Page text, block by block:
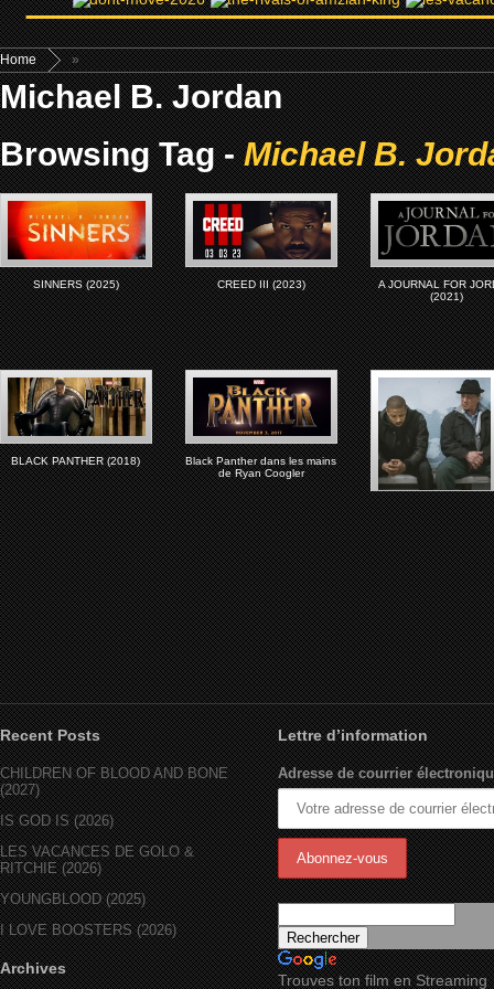
Home »
Michael B. Jordan
Browsing Tag -Michael B.
SINNERS (2025) CREED III (2023)
A JOURNAL FOR
(2021)
BLACK PANTHER (2018)
Black Panther dans les mains
de Ryan Coogler
CREED (2015)
Recent Posts
CHILDREN OF BLOOD AND BONE
(2027)
IS GOD IS (2026)
LES VACANCES DE GOLO &
RITCHIE (2026)
YOUNGBLOOD (2025)
I LOVE BOOSTERS (2026)
Archives
Lettre d’information
Adresse de courrier
Trouves ton film en Streaming